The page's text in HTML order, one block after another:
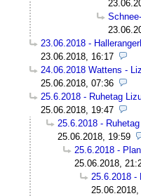
23.06.2018 -
23.06.2018, 16:17
24.06.2018 Wattens -
25.06.2018, 07:36
25.6.2018 - Ruhetag
25.06.2018, 19:47
25.6.2018 -
25.06.2018, 19:59
25.6.2018 -
25.06.2018,
25.6.2018 -